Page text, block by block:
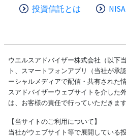
投資信託とは
ウエルスアドバイザー株式会社（以下
ト、スマートフォンアプリ（当社が承
ーシャルメディアで配信・共有された
スアドバイザーウェブサイトを介した
は、お客様の責任で行っていただきま
【当サイトのご利用について】
当社がウェブサイト等で展開している